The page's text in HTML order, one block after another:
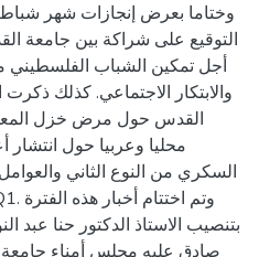
التوقيع على شراكة بين جامعة
أجل تمكين الشباب الفلسطيني
والابتكار الاجتماعي. كذلك
القدس حول مرض خزل
محليا وعربيا حول
السكري من النوع الثاني
بتنصيب الاستاذ الدكتور حنا عبد
صادق عليه مجلس أمناء جامعة